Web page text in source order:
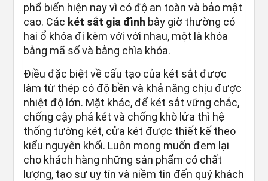
phổ biến hiện nay vì có độ an toàn và bảo mật
cao. Các két sắt gia đình bây giờ thường có
hai ổ khóa đi kèm với với nhau, một là khóa
bằng mã số và bằng chìa khóa.
Điều đặc biệt về cấu tạo của két sắt được
làm từ thép có độ bền và khả năng chịu được
nhiệt độ lớn. Mặt khác, để két sắt vững chắc,
chống cậy phá két và chống khò lửa thì hệ
thống tường két, cửa két được thiết kế theo
kiểu nguyên khối. Luôn mong muốn đem lại
cho khách hàng những sản phẩm có chất
lượng, tạo sự uy tín và niềm tin đến quý khách